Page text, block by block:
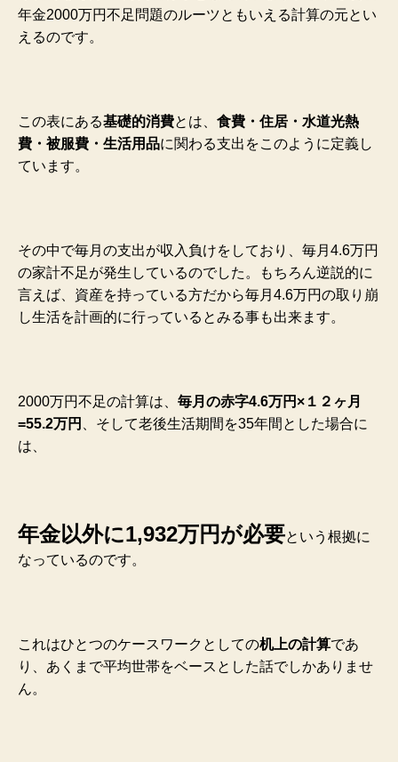
年金2000万円不足問題のルーツともいえる計算の元とい
えるのです。
この表にある基礎的消費とは、 食費・住居・水道光熱
費・被服費・生活用品に関わる支出をこのように定義し
ています。
その中で毎月の支出が収入負けをしており、毎月4.6万円
の家計不足が発生しているのでした。もちろん逆説的に
言えば、資産を持っている方だから毎月4.6万円の取り崩
し生活を計画的に行っているとみる事も出来ます。
2000万円不足の計算は、 毎月の赤字4.6万円×１２ヶ月
=55.2万円
、そして老後生活期間を35年間とした場合に
は、
年金以外に1,932万円が必要という根拠に
なっているのです。
これはひとつのケースワークとしての机上の計算であ
り、あくまで平均世帯をベースとした話でしかありませ
ん。